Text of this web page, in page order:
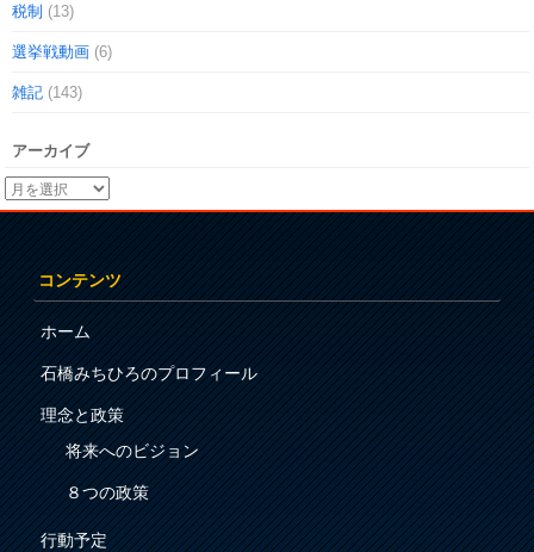
税制 (13)
選挙戦動画 (6)
雑記 (143)
アーカイブ
コンテンツ
ホーム
石橋みちひろのプロフィール
理念と政策
将来へのビジョン
８つの政策
行動予定